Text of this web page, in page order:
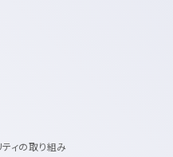
ィの取り組み